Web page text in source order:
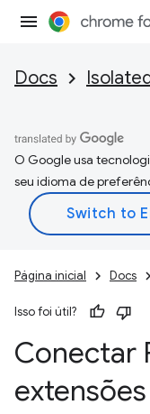
Docs
O Google usa
seu idioma de
Página inicial Docs
Isso foi útil?
Conectar